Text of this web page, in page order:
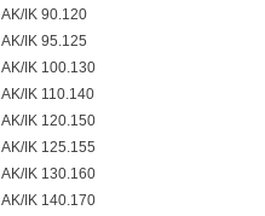
AK/IK 90.120
AK/IK 95.125
AK/IK 100.130
AK/IK 110.140
AK/IK 120.150
AK/IK 125.155
AK/IK 130.160
AK/IK 140.170